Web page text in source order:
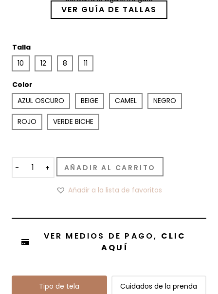
VER GUÍA DE TALLAS
Talla
10
12 8 11
Color
AZUL OSCURO
BEIGE CAMEL NEGRO
ROJO VERDE BICHE
FALDA
BELEN
AÑADIR AL CARRITO
Añadir a la lista de favoritos
VER MEDIOS DE PAGO, CLIC
AQUÍ
Tipo de tela Cuidados de la prenda